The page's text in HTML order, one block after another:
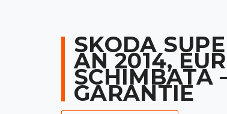
SKODA
AN 2014,
SCHIMBATA
GARANTIE